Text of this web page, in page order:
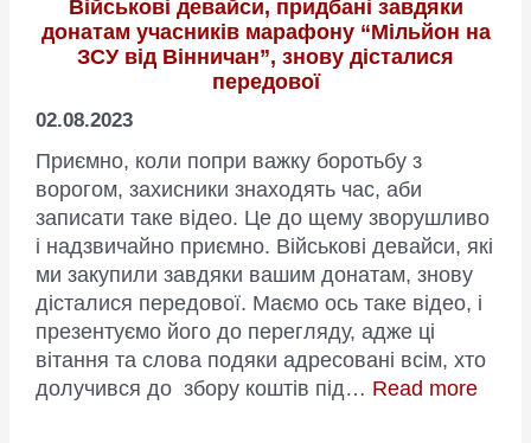
Благодійний
марафон
“Мільйон
ЗСУ
від
Вінничан”
продовжується!
Військові девайси, придбані завдяки
донатам учасників марафону “Мільйон на
ЗСУ від Вінничан”, знову дісталися
передової
02.08.2023
Приємно, коли попри важку боротьбу з
ворогом, захисники знаходять час, аби
записати таке відео. Це до щему зворушливо
і надзвичайно приємно. Військові девайси, які
ми закупили завдяки вашим донатам, знову
дісталися передової. Маємо ось таке відео, і
презентуємо його до перегляду, адже ці
вітання та слова подяки адресовані всім, хто
долучився до збору коштів під… Read more: